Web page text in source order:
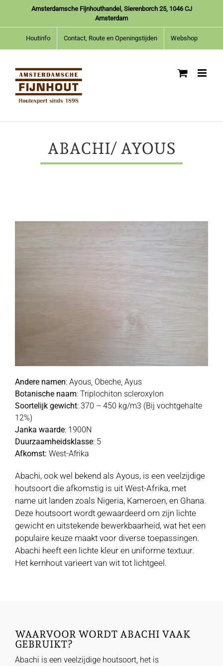
inhoud
Amsterdamsche Fijnhouthandel, Sierenborch 25, 1046 CJ
Amsterdam
Houtinfo Contact, Route en Openingstijden Webshop
ABACHI/ AYOUS
Andere namen: Ayous, Obeche, Ayus
Botanische naam: Triplochiton scleroxylon
Soortelijk gewicht: 370 – 450 kg/m3 (Bij vochtgehalte
12%)
Janka waarde: 1900N
Duurzaamheidsklasse: 5
Afkomst: West-Afrika
Abachi, ook wel bekend als Ayous, is een veelzijdige
houtsoort die afkomstig is uit West-Afrika, met
name uit landen zoals Nigeria, Kameroen, en Ghana.
Deze houtsoort wordt gewaardeerd om zijn lichte
gewicht en uitstekende bewerkbaarheid, wat het een
populaire keuze maakt voor diverse toepassingen.
Abachi heeft een lichte kleur en uniforme textuur.
Het kernhout varieert van wit tot lichtgeel.
WAARVOOR WORDT ABACHI VAAK
GEBRUIKT?
Abachi is een veelzijdige houtsoort, het is